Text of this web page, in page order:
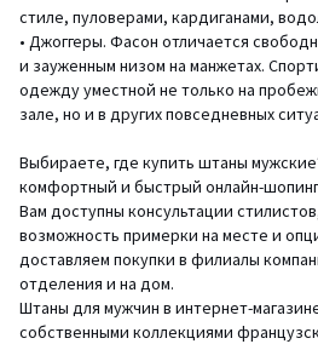
стиле, пуловерами, кардиганами,
• Джоггеры. Фасон отличается
и зауженным низом на манжетах.
одежду уместной не только на
зале, но и в других повседневных
Выбираете, где купить штаны
комфортный и быстрый онлайн-
Вам доступны консультации
возможность примерки на месте и
доставляем покупки в филиалы
отделения и на дом.
Штаны для мужчин в интернет-
собственными коллекциями